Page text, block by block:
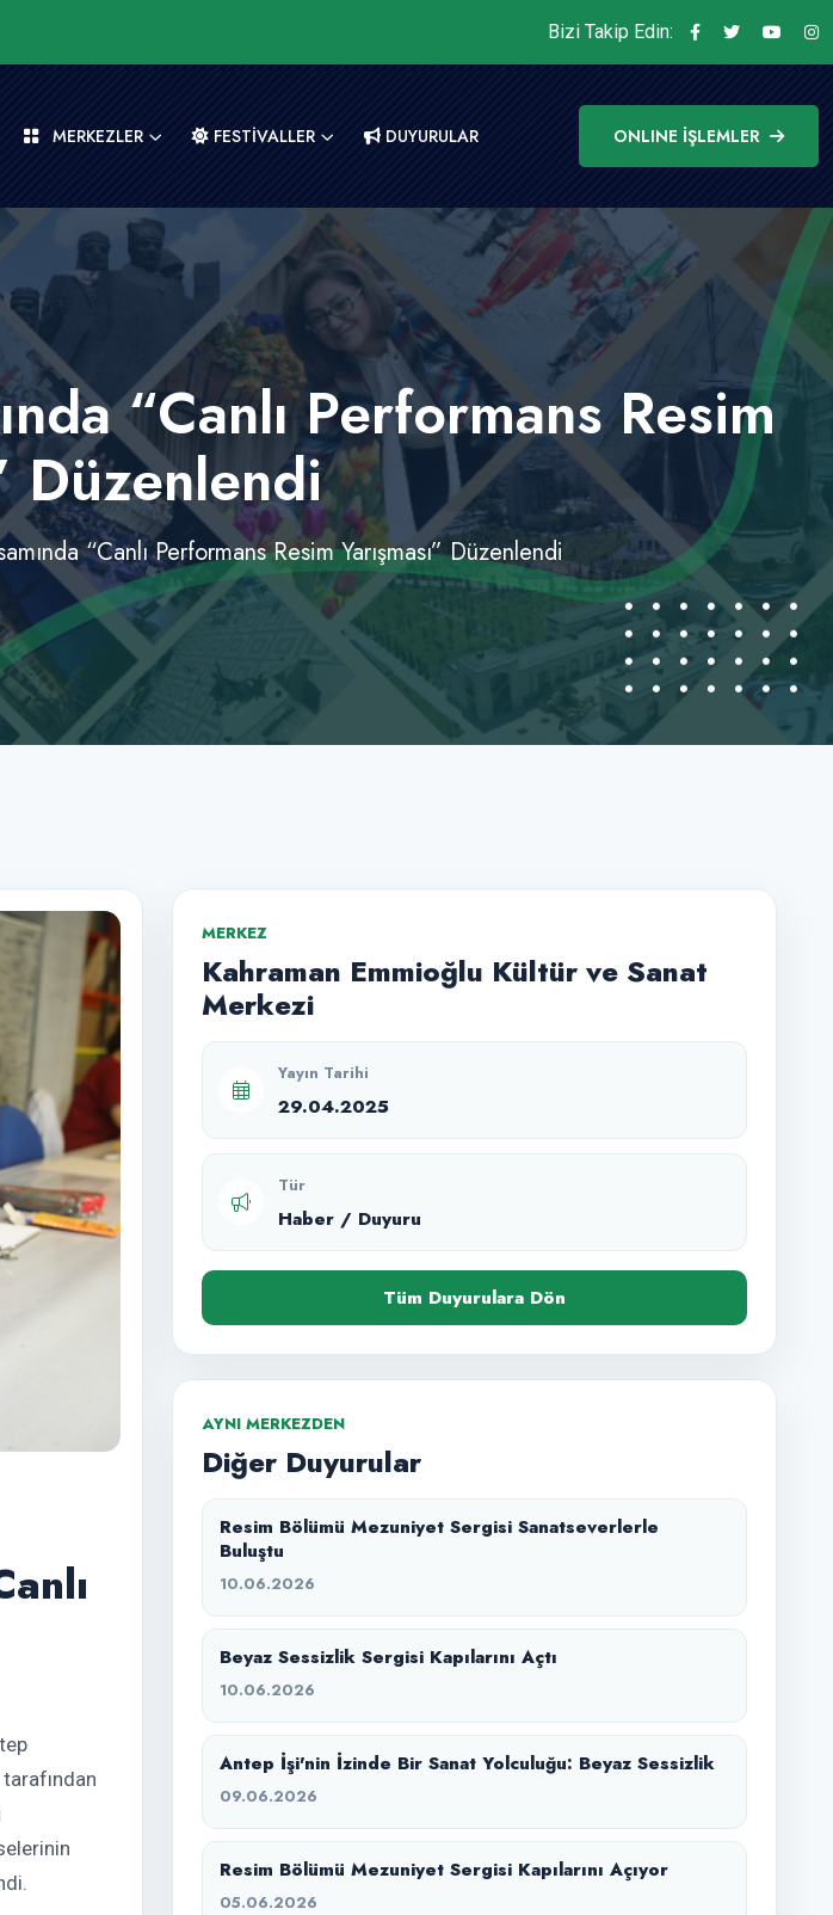
Bizi Takip Edin:
MERKEZLER FESTİVALLER DUYURULAR ONLINE İŞLEMLER
“Canlı Performans Resim
Düzenlendi
“Canlı Performans Resim Yarışması” Düzenlendi
MERKEZ
Kahraman Emmioğlu Kültür ve Sanat
Merkezi
Yayın Tarihi
29.04.2025
Tür
Haber / Duyuru
Tüm Duyurulara Dön
AYNI MERKEZDEN
Diğer Duyurular
Resim Bölümü Mezuniyet Sergisi Sanatseverlerle
Buluştu
10.06.2026
Beyaz Sessizlik Sergisi Kapılarını Açtı
10.06.2026
Antep İşi'nin İzinde Bir Sanat Yolculuğu: Beyaz Sessizlik
09.06.2026
Resim Bölümü Mezuniyet Sergisi Kapılarını Açıyor
05.06.2026